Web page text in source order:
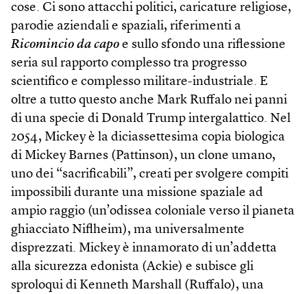
cose. Ci sono attacchi politici, caricature religiose,
parodie aziendali e spaziali, riferimenti a
Ricomincio da capo e sullo sfondo una riflessione
seria sul rapporto complesso tra progresso
scientifico e complesso militare-industriale. E
oltre a tutto questo anche Mark Ruffalo nei panni
di una specie di Donald Trump intergalattico. Nel
2054, Mickey è la diciassettesima copia biologica
di Mickey Barnes (Pattinson), un clone umano,
uno dei “sacrificabili”, creati per svolgere compiti
impossibili durante una missione spaziale ad
ampio raggio (un’odissea coloniale verso il pianeta
ghiacciato Niflheim), ma universalmente
disprezzati. Mickey è innamorato di un’addetta
alla sicurezza edonista (Ackie) e subisce gli
sproloqui di Kenneth Marshall (Ruffalo), una